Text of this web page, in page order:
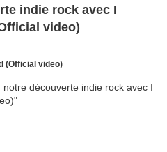
indie rock avec I
video)
(Official video)